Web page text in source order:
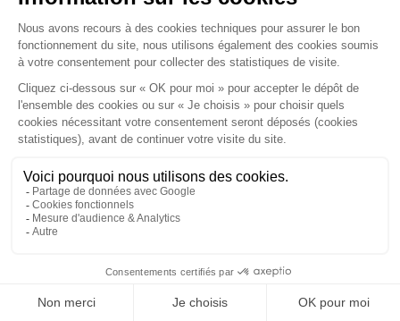
d’un État en raison de persécutions ou de menaces
graves.
11 Rue de Metz
31000 TOULOUSE
Tél :06 28 84 21 96
Septeo Digital & Services © 2026